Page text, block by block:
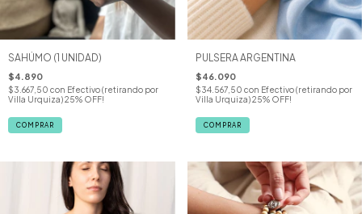
SAHÚMO (1 UNIDAD)
$4.890
$3.667,50 con Efectivo (retirando por
Villa Urquiza) 25% OFF!
COMPRAR
PULSERA ARGENTINA
$46.090
$34.567,50 con Efectivo (retirando por
Villa Urquiza) 25% OFF!
COMPRAR